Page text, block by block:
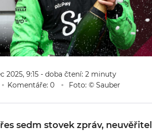
2025, 9:15 - doba čtení: 2 minuty
Komentáře: 0 Foto: © Sauber
sedm stovek zpráv,